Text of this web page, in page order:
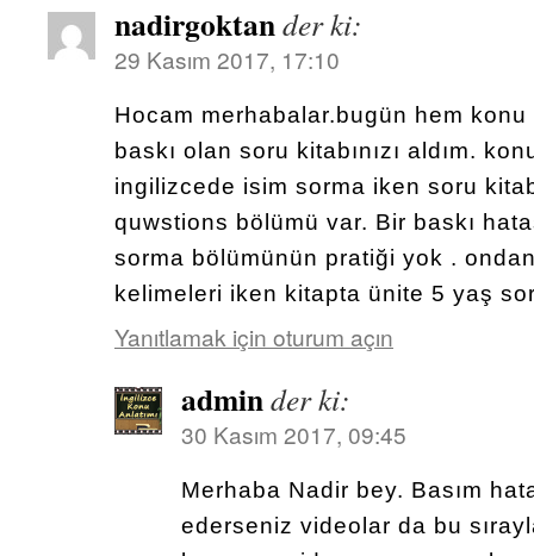
nadirgoktander ki:
29 Kasım 2017, 17:10
Hocam merhabalar.bugün hem konu
baskı olan soru kitabınızı aldım.
ingilizcede isim sorma iken soru
quwstions bölümü var. Bir baskı
sorma bölümünün pratiği yok .
kelimeleri iken kitapta ünite 5 yaş
Yanıtlamak için oturum açın
adminder ki:
30 Kasım 2017, 09:45
Merhaba Nadir bey. Basım
ederseniz videolar da bu